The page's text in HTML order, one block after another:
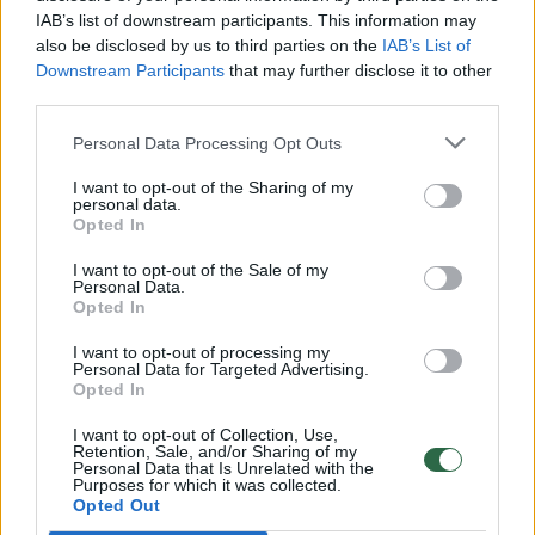
IAB’s list of downstream participants. This information may
also be disclosed by us to third parties on the IAB’s List of
Downstream Participants that may further disclose it to other
Personal Data Processing Opt Outs
I want to opt-out of the Sharing of my
personal data.
Opted In
I want to opt-out of the Sale of my
Personal Data.
Opted In
I want to opt-out of processing my
Personal Data for Targeted Advertising.
Opted In
I want to opt-out of Collection, Use,
Retention, Sale, and/or Sharing of my
Personal Data that Is Unrelated with the
Purposes for which it was collected.
Opted Out
00:00:30
Vaizdai iš tragiškos avarijos Vilniaus r.: dviejų moterų ir
vaiko gyvybių išgelbėti nepavyko
32 laipsnių šilumos
Ukrainos politikoje: jis yra neteisus
Laidos | Nauja diena
00:00:57
Sinoptikai atsakė, kokiais orais užbaigsime darbo
savaitę: karščiai atsitrauks